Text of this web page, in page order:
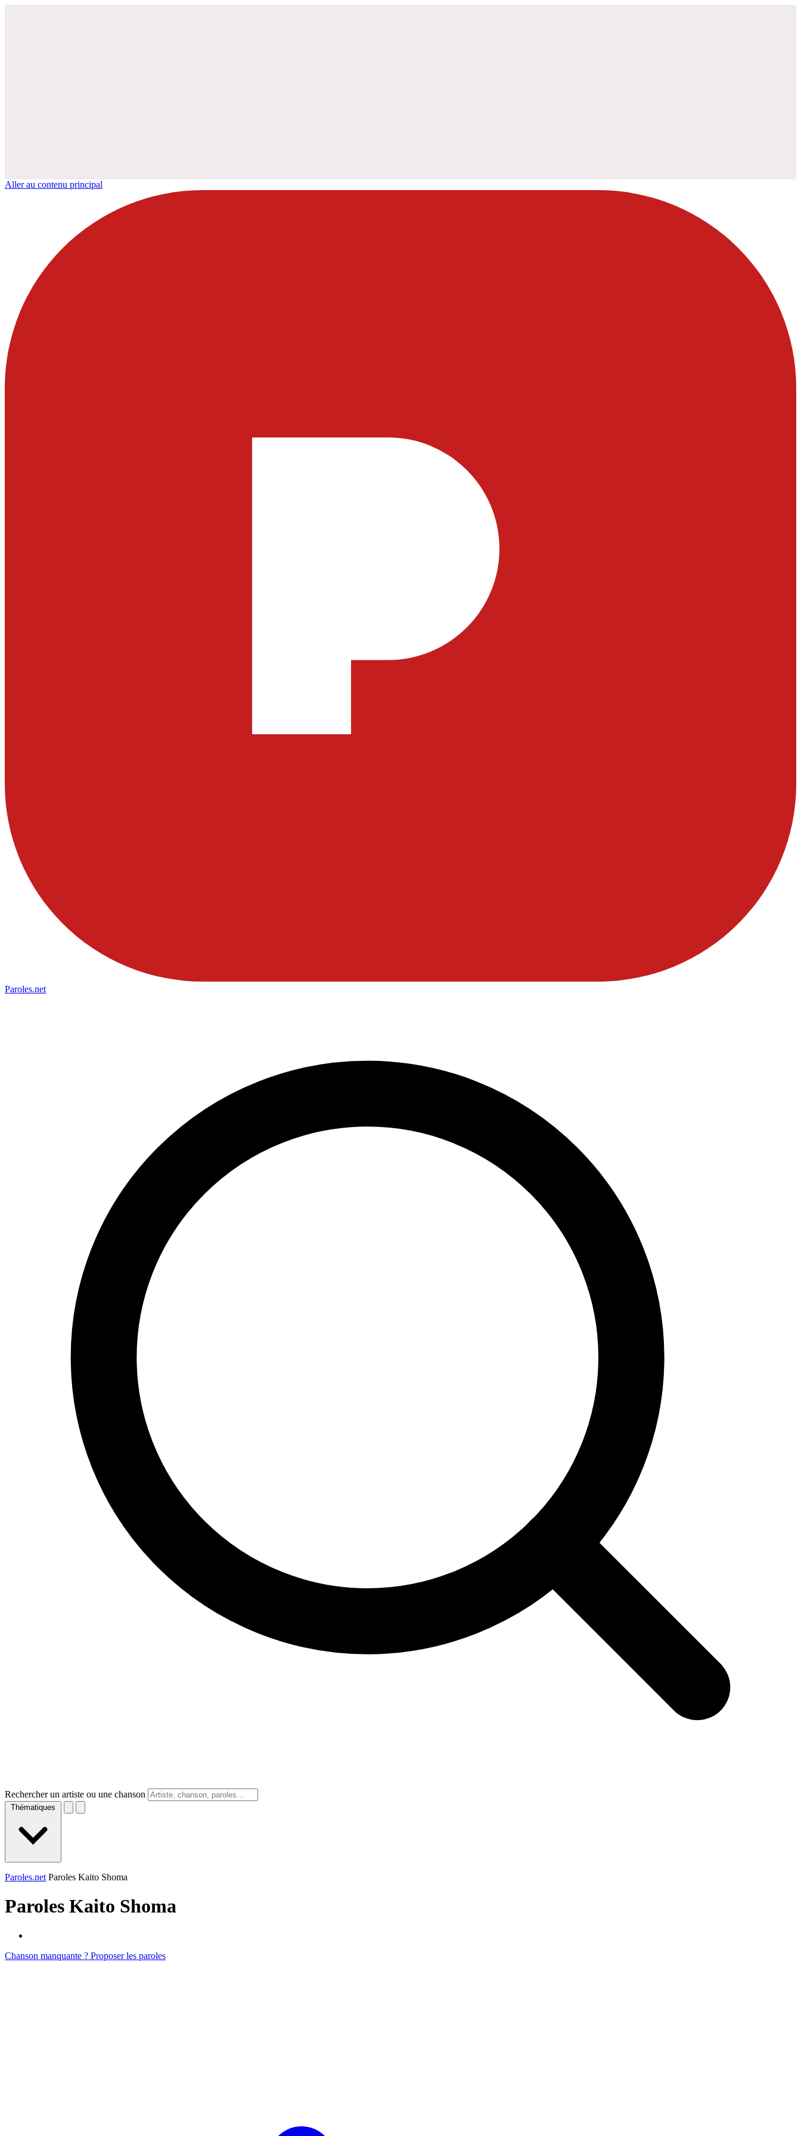
Aller au contenu principal
Paroles.net
Rechercher un artiste ou une chanson
Thématiques
Paroles.net Paroles Kaito Shoma
Paroles Kaito Shoma
Chanson manquante ? Proposer les paroles